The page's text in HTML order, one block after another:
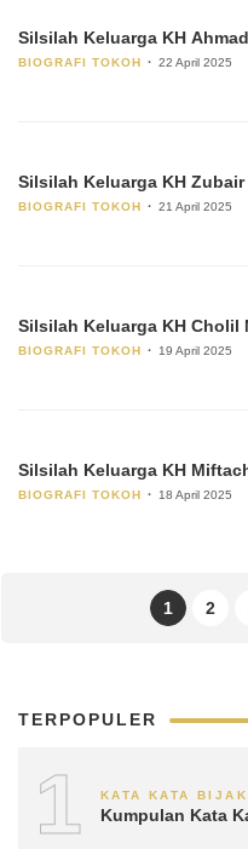
Silsilah Keluarga KH
BIOGRAFI TOKOH 22 April 2025
Silsilah Keluarga KH Zubair
BIOGRAFI TOKOH 21 April 2025
Silsilah Keluarga KH Cholil
BIOGRAFI TOKOH 19 April 2025
Silsilah Keluarga KH
BIOGRAFI TOKOH 18 April 2025
1 2
TERPOPULER
1 KATA KATA BIJAK
Kumpulan Kata